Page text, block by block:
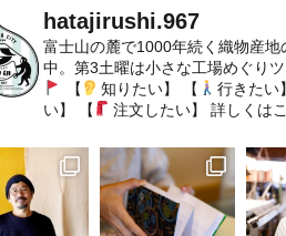
hatajirushi.967
富士山の麓で1000年続く織物産地
中。第3土曜は小さな工場めぐり
【
知りたい】 【 行きたい】
い】
【 注文したい】 詳しくは